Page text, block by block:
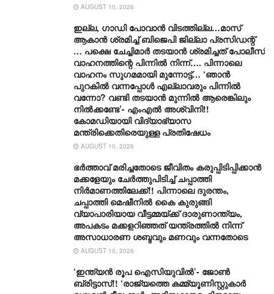
AUGUST 10, 2026
ഇല്ല, ​ഗാഡി പോവാൻ വിടത്തില്ല…മാസ്
ആകാൻ ശ്രമിച്ച് ബിജെപി ജില്ലാ പ്രസിഡന്റ്
… പക്ഷെ ചേച്ചിമാർ തടയാൻ ശ്രമിച്ചത് പോലീസ്
വാഹനത്തിന്റെ പിന്നിൽ നിന്ന്…. പിന്നാലെ
വാഹനം സു​ഗമമായി മുന്നോട്ട്… ‘ഞാൻ
പുറകിൽ വന്നപ്പോൾ എല്ലാവരും പിന്നിൽ
വന്നോ? വണ്ടി തടയാൻ മുന്നിൽ ആരെങ്കിലും
നിൽക്കണ്ടേ’- എംഎൽ അശ്വിനി!!
കോമഡിയായി വിദ്യാഭ്യാസ
മന്ത്രിക്കെതിരെയുള്ള പ്രതിഷേധം
AUGUST 10, 2026
ഭർത്താവ് മരിച്ചതോടെ ജീവിതം കരുപ്പിടിപ്പിക്കാൻ
മക്കളേയും ചേർത്തുപിടിച്ച് ചപ്പാത്തി
നിർമാണത്തിലേക്ക്!! പിന്നാലെ ദുരന്തം,
ചപ്പാത്തി മെഷീനിൽ കൈ കുരുങ്ങി
വ്യാപാരിയായ വീട്ടമ്മയ്ക്ക് ദാരുണാന്ത്യം,
അപകടം മക്കളറിഞ്ഞത് യന്ത്രത്തിൽ നിന്ന്
അസാധാരണ ശബ്ദവും മണവും വന്നതോടെ
AUGUST 10, 2026
‘ഇന്ത്യൻ രൂപ ഐസിയുവിൽ’- ജോൺ
ബ്രിട്ടാസ്!! ‘രാജ്യത്തെ കമ്മ്യൂണിസ്റ്റുകാർ